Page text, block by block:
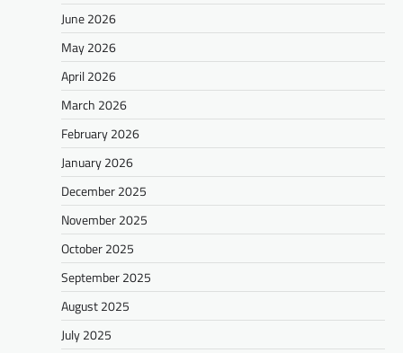
June 2026
May 2026
April 2026
March 2026
February 2026
January 2026
December 2025
November 2025
October 2025
September 2025
August 2025
July 2025